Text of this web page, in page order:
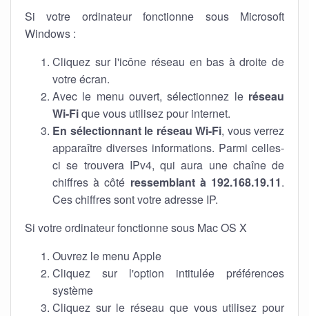
Si votre ordinateur fonctionne sous Microsoft
Windows :
Cliquez sur l'icône réseau en bas à droite de
votre écran.
Avec le menu ouvert, sélectionnez le réseau
Wi-Fique vous utilisez pour internet.
En sélectionnant le réseau Wi-Fi, vous verrez
apparaître diverses informations. Parmi celles-
ci se trouvera IPv4, qui aura une chaîne de
chiffres à côté ressemblant à 192.168.19.11.
Ces chiffres sont votre adresse IP.
Si votre ordinateur fonctionne sous Mac OS X
Ouvrez le menu Apple
Cliquez sur l'option intitulée préférences
système
Cliquez sur le réseau que vous utilisez pour